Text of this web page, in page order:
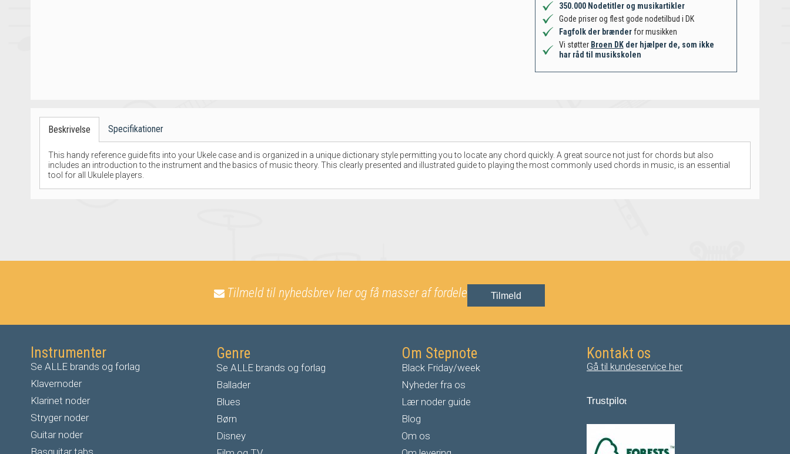
350.000 Nodetitler og musikartikler
Gode priser og flest gode nodetilbud i DK
Fagfolk der brænderfor musikken
Vi støtter Broen DKder hjælper de, som ikke
har råd til musikskolen
Beskrivelse Specifikationer
This handy reference guide fits into your Ukele case and is organized in a unique dictionary style permitting you to locate any chord quickly. A great source not just for chords but also
includes an introduction to the instrument and the basics of music theory. This clearly presented and illustrated guide to playing the most commonly used chords in music, is an essential
tool for all Ukulele players.
Tilmeld til nyhedsbrev her og få masser af fordele Tilmeld
Instrumenter
Se ALLE brands og forlag
Klavernoder
Klarinet noder
Stryger noder
Guitar noder
Basguitar tabs
Genre
Se ALLE brands og forlag
Ballader
Blues
Børn
Disney
Om Stepnote
Black Friday/week
Nyheder fra os
Lær noder guide
Blog
Om os
Kontakt os
Gå til kundeservice her
Trustpilot